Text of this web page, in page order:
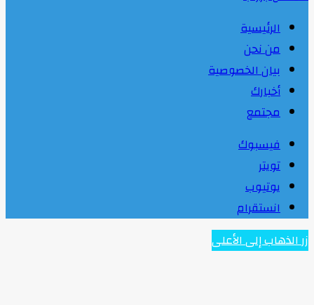
الرئيسية
من نحن
بيان الخصوصية
أخبارك
مجتمع
فيسبوك
تويتر
يوتيوب
انستقرام
زر الذهاب إلى الأعلى